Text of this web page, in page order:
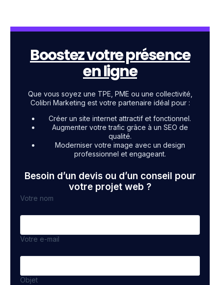
Boostez votre présence
en ligne
Que vous soyez une TPE, PME ou une collectivité,
Colibri Marketing est votre partenaire idéal pour :
Créer un site internet attractif et fonctionnel.
Augmenter votre trafic grâce à un SEO de
qualité.
Moderniser votre image avec un design
professionnel et engageant.
Besoin d’un devis ou d’un conseil pour
votre projet web ?
Votre nom
Votre e-mail
Objet